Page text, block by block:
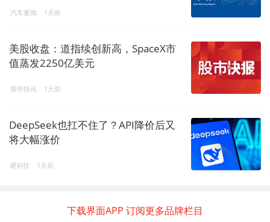
汽车要闻 1天前
美股收盘：道指续创新高，SpaceX市
值蒸发2250亿美元
股市快讯 1天前
DeepSeek也扛不住了？API降价后又
将大幅涨价
硬科技 1天前
下载界面APP 订阅更多品牌栏目